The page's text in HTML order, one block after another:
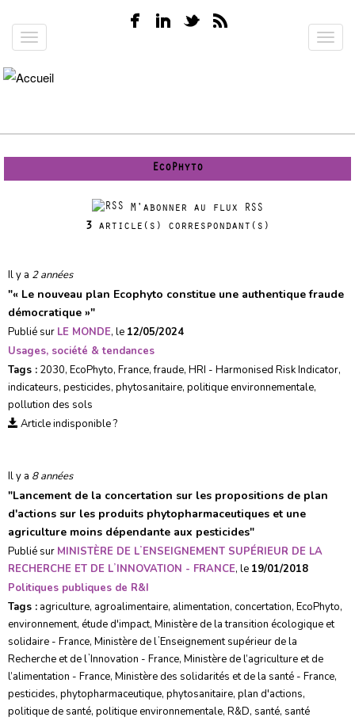
au
contenu
principal
Toggle
EcoPhyto
M'abonner au flux RSS
3 article(s) correspondant(s)
Il y a 2 années
"« Le nouveau plan Ecophyto constitue une authentique fraude
démocratique »"
Publié sur LE MONDE, le 12/05/2024
Usages, société & tendances
Tags : 2030, EcoPhyto, France,fraude, HRI - Harmonised Risk Indicator,
indicateurs, pesticides, phytosanitaire, politique environnementale,
pollution des sols
Article indisponible ?
Il y a 8 années
"Lancement de la concertation sur les propositions de plan
d'actions sur les produits phytopharmaceutiques et une
agriculture moins dépendante aux pesticides"
Publié sur MINISTÈRE DE LʼENSEIGNEMENT SUPÉRIEUR DE LA
RECHERCHE ET DE LʼINNOVATION - FRANCE, le 19/01/2018
Politiques publiques de R&I
Tags : agriculture, agroalimentaire, alimentation, concertation, EcoPhyto,
environnement, étude d'impact, Ministère de la transition écologique et
solidaire - France, Ministère de lʼEnseignement supérieur de la
Recherche et de lʼInnovation - France, Ministère de l’agriculture et de
l’alimentation - France, Ministère des solidarités et de la santé - France,
pesticides, phytopharmaceutique, phytosanitaire, plan d'actions,
politique de santé, politique environnementale, R&D, santé, santé